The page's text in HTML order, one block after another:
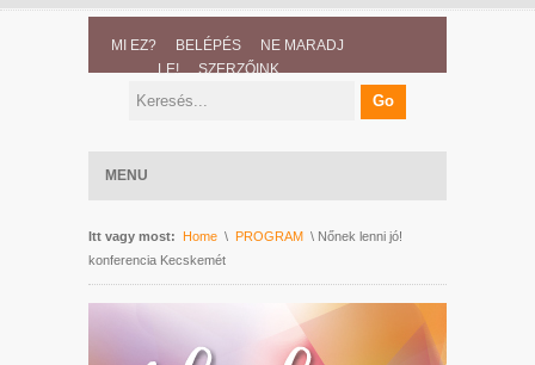
MI EZ? BELÉPÉS
NE MARADJ
LE!
SZERZŐINK
MENU
Itt vagy most: Home \ PROGRAM \ Nőnek lenni jó!
konferencia Kecskemét